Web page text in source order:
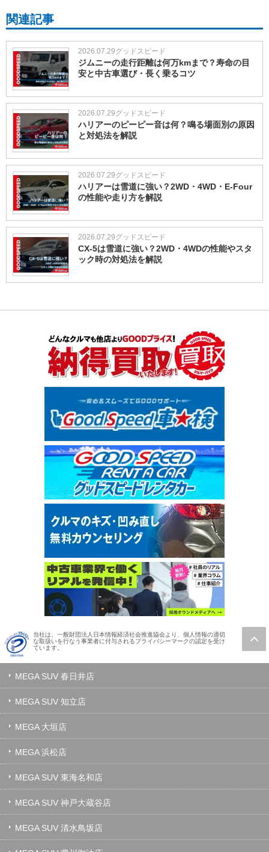
関連記事
2026.07.29グッドスピード
ジムニーの走行距離は何万kmまで？寿命の目
安と中古車選び・長く乗るコツ
2026.07.29グッドスピード
ハリアーのピーピー音は何？鳴る場面別の原因
と対処法を解説
2026.07.29グッドスピード
ハリアーは雪道に強い？2WD・4WD・E-Four
の性能や走り方を解説
2026.07.29グッドスピード
CX-5は雪道に強い？2WD・4WDの性能やスタ
ック時の対処法を解説
当社は、一般財団法人日本情報経済社会推進協会より、個人情報の適切
な取扱いを行なう事業者に付与されるプライバシーマークの認定を受け
ています。
MEGA SUV 春日井店
MEGA SUV 知立店
MEGA 大垣店
MEGA 浜松店
MEGA SUV 東海名和店
MEGA SUV 神戸大蔵谷店
MEGA SUV 清水鳥坂店